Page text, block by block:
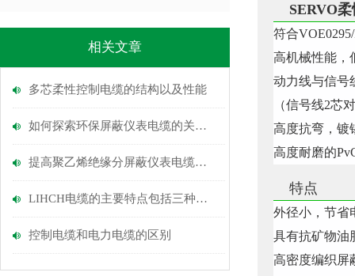
相关文章
多芯柔性控制电缆的​结构以及​性能
如何探索环保屏蔽仪表电缆的关键优势？
提高聚乙烯绝缘分屏蔽仪表电缆安全性的措施
LIHCH电缆的主要特点包括三种，分别是？
控制电缆和电力电缆的区别
SERVO
符合
高机械性能，
动力线与信号
（信号线2芯
高度抗弯，镀
高度耐磨的
特点
外径小，节省
具有抗矿物油
高密度编织屏